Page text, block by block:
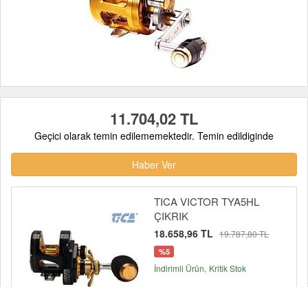
11.704,02 TL
Geçici olarak temin edilememektedir. Temin edildiginde
Haber Ver
TICA VICTOR TYA5HL
ÇIKRIK
18.658,96 TL 19.787,80 TL
%5
İndirimli Ürün Kritik Stok